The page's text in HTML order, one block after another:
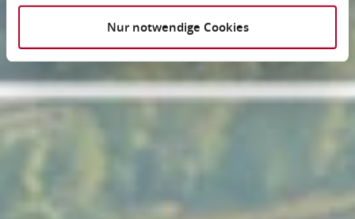
Nur notwendige Cookies